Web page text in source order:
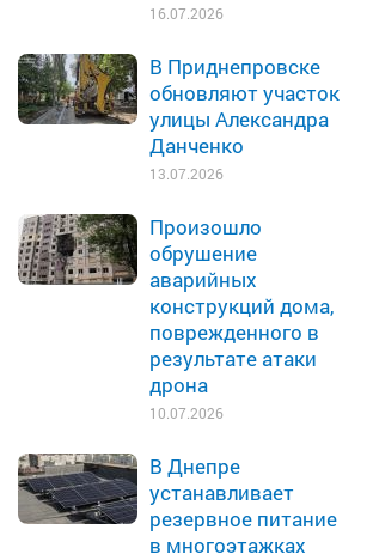
16.07.2026
В Приднепровске
обновляют участок
улицы Александра
Данченко
13.07.2026
Произошло
обрушение
аварийных
конструкций дома,
поврежденного в
результате атаки
дрона
10.07.2026
В Днепре
устанавливает
резервное питание
в многоэтажках